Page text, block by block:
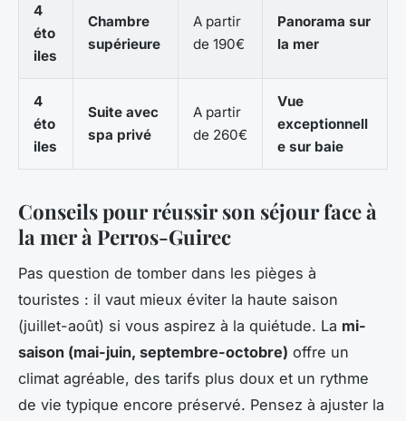
4
éto
iles
Chambre
supérieure
A partir
de 190€
Panorama sur
la mer
4
éto
iles
Suite avec
spa privé
A partir
de 260€
Vue
exceptionnell
e sur baie
Conseils pour réussir son séjour face à
la mer à Perros-Guirec
Pas question de tomber dans les pièges à
touristes : il vaut mieux éviter la haute saison
(juillet-août) si vous aspirez à la quiétude. La mi-
saison (mai-juin, septembre-octobre) offre un
climat agréable, des tarifs plus doux et un rythme
de vie typique encore préservé. Pensez à ajuster la